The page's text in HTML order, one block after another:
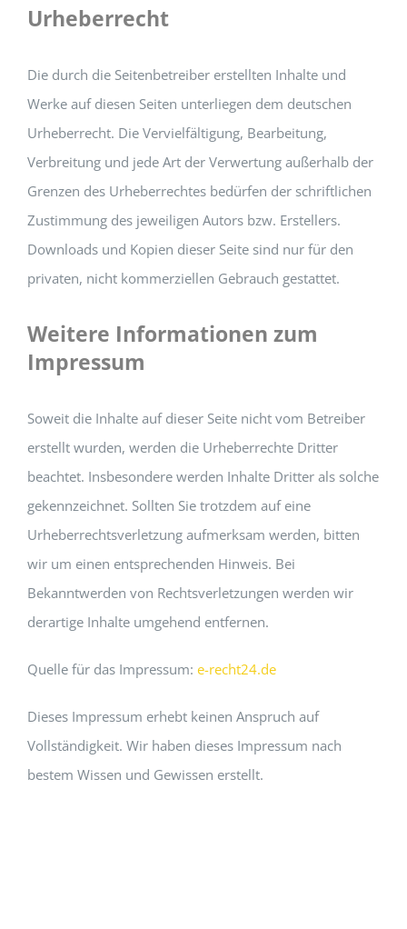
Urheberrecht
Die durch die Seitenbetreiber erstellten Inhalte und
Werke auf diesen Seiten unterliegen dem deutschen
Urheberrecht. Die Vervielfältigung, Bearbeitung,
Verbreitung und jede Art der Verwertung außerhalb der
Grenzen des Urheberrechtes bedürfen der schriftlichen
Zustimmung des jeweiligen Autors bzw. Erstellers.
Downloads und Kopien dieser Seite sind nur für den
privaten, nicht kommerziellen Gebrauch gestattet.
Weitere Informationen zum
Impressum
Soweit die Inhalte auf dieser Seite nicht vom Betreiber
erstellt wurden, werden die Urheberrechte Dritter
beachtet. Insbesondere werden Inhalte Dritter als solche
gekennzeichnet. Sollten Sie trotzdem auf eine
Urheberrechtsverletzung aufmerksam werden, bitten
wir um einen entsprechenden Hinweis. Bei
Bekanntwerden von Rechtsverletzungen werden wir
derartige Inhalte umgehend entfernen.
Quelle für das Impressum: e-recht24.de
Dieses Impressum erhebt keinen Anspruch auf
Vollständigkeit. Wir haben dieses Impressum nach
bestem Wissen und Gewissen erstellt.